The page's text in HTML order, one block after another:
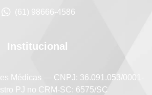
(61) 98666-4586
Institucional
Médicas — CNPJ: 36.091.053/0001-
PJ no CRM-SC: 6575/SC